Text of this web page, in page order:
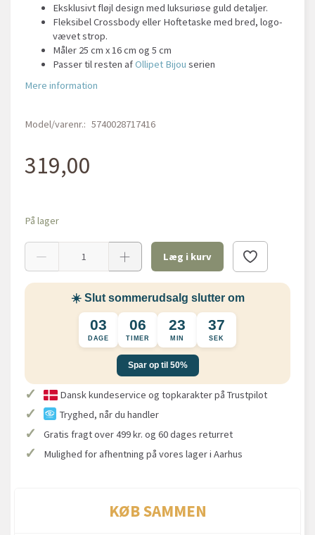
Eksklusivt fløjl design med luksuriøse guld detaljer.
Fleksibel Crossbody eller Hoftetaske med bred, logo-
vævet strop.
Måler 25 cm x 16 cm og 5 cm
Passer til resten afOllipet Bijou serien
Mere information
Model/varenr.: 5740028717416
319,00
På lager
Læg i kurv
☀️ Slut sommerudsalg slutter om
03
DAGE
06
TIMER
23
MIN
37
SEK
Spar op til 50%
✓ Dansk kundeservice og topkarakter på Trustpilot
✓ Tryghed, når du handler
✓ Gratis fragt over 499 kr. og 60 dages returret
✓ Mulighed for afhentning på vores lager i Aarhus
KØB SAMMEN